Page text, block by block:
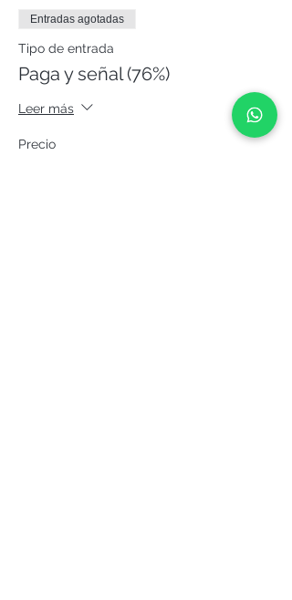
Entradas agotadas
Tipo de entrada
Paga y señal (76%)
Leer más
Precio